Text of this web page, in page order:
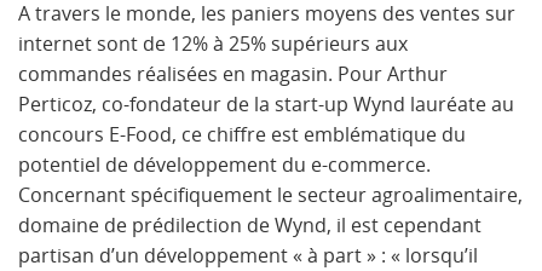
A travers le monde, les paniers moyens des ventes sur
internet sont de 12% à 25% supérieurs aux
commandes réalisées en magasin. Pour Arthur
Perticoz, co-fondateur de la start-up Wynd lauréate au
concours E-Food, ce chiffre est emblématique du
potentiel de développement du e-commerce.
Concernant spécifiquement le secteur agroalimentaire,
domaine de prédilection de Wynd, il est cependant
partisan d’un développement « à part » : « lorsqu’il